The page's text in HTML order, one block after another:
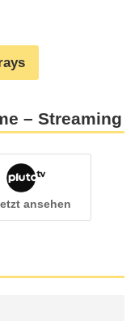
– Streaming
ansehen